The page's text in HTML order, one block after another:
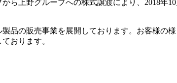
上野グループへの株式譲渡により、2018年
品の販売事業を展開しております。お客様の
おります。